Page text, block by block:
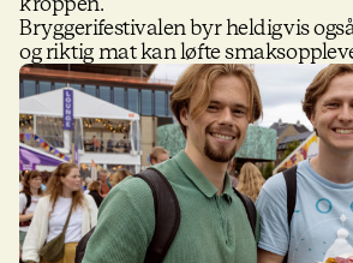
Bryggerifestivalen byr heldigvis
og riktig mat kan løfte